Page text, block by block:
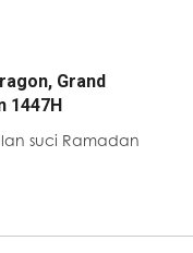
Grand
1447H
suci Ramadan